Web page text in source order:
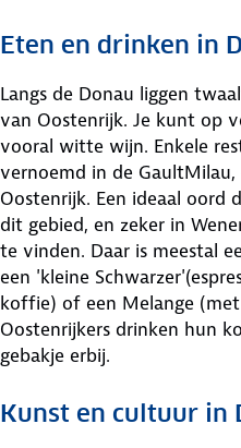
Eten en drinken in
Langs de Donau liggen
van Oostenrijk. Je kunt op
vooral witte wijn. Enkele
vernoemd in de
Oostenrijk. Een ideaal oord
dit gebied, en zeker in
te vinden. Daar is meestal
een 'kleine
koffie) of een Melange
Oostenrijkers drinken hun
gebakje erbij.
Kunst en cultuur in